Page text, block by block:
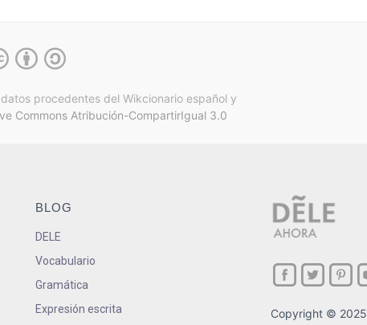
procedentes del Wikcionario español y
Commons Atribución-CompartirIgual 3.0
BLOG
DELE
Vocabulario
Gramática
Expresión escrita
Copyright © 2025